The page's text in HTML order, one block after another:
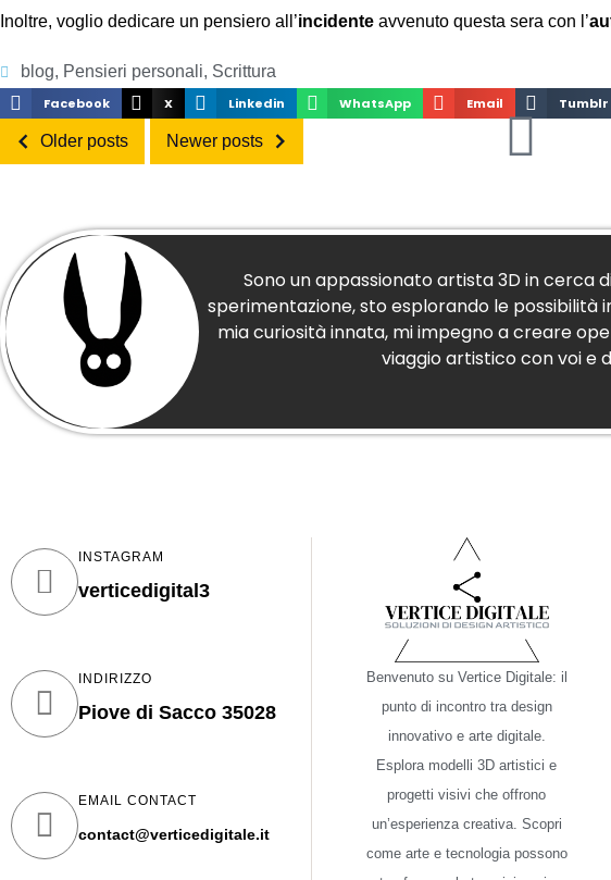
Inoltre, voglio dedicare un pensiero all’incidente avvenuto questa sera con l’
blog, Pensieri personali, Scrittura
Facebook X Linkedin WhatsApp Email Tumblr
Older posts Newer posts
Sono un appassionato artista 3D in cerca
sperimentazione, sto esplorando le possibilità
mia curiosità innata, mi impegno a creare
viaggio artistico con voi e
INSTAGRAM
verticedigital3
INDIRIZZO
Piove di Sacco 35028
EMAIL CONTACT
contact@verticedigitale.it
Benvenuto su Vertice Digitale: il
punto di incontro tra design
innovativo e arte digitale.
Esplora modelli 3D artistici e
progetti visivi che offrono
un’esperienza creativa. Scopri
come arte e tecnologia possono